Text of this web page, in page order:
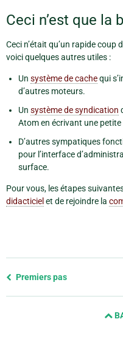
Ceci n’est que la
Ceci n’était qu’un rapide coup
voici quelques autres utiles :
Un système de cachequi
d’autres moteurs.
Un système de syndication
Atom en écrivant une
D’autres sympatiques
pour l’interface
surface.
Pour vous, les étapes
didacticiel et de rejoindre la
Previous
Premiers pas